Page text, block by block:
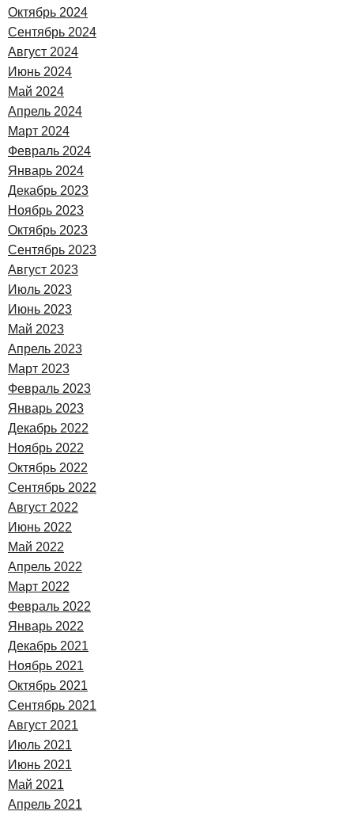
Октябрь 2024
Сентябрь 2024
Август 2024
Июнь 2024
Май 2024
Апрель 2024
Март 2024
Февраль 2024
Январь 2024
Декабрь 2023
Ноябрь 2023
Октябрь 2023
Сентябрь 2023
Август 2023
Июль 2023
Июнь 2023
Май 2023
Апрель 2023
Март 2023
Февраль 2023
Январь 2023
Декабрь 2022
Ноябрь 2022
Октябрь 2022
Сентябрь 2022
Август 2022
Июнь 2022
Май 2022
Апрель 2022
Март 2022
Февраль 2022
Январь 2022
Декабрь 2021
Ноябрь 2021
Октябрь 2021
Сентябрь 2021
Август 2021
Июль 2021
Июнь 2021
Май 2021
Апрель 2021